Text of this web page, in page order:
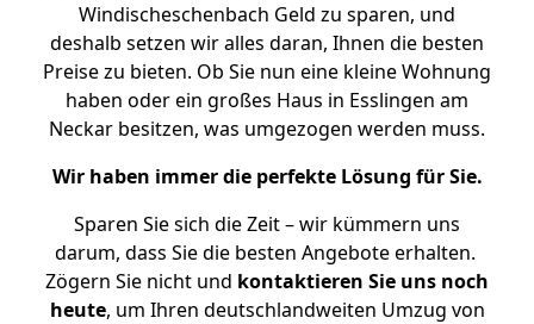
Windischeschenbach Geld zu sparen, und
deshalb setzen wir alles daran, Ihnen die besten
Preise zu bieten. Ob Sie nun eine kleine Wohnung
haben oder ein großes Haus in Esslingen am
Neckar besitzen, was umgezogen werden muss.
Wir haben immer die perfekte Lösung für Sie.
Sparen Sie sich die Zeit – wir kümmern uns
darum, dass Sie die besten Angebote erhalten.
Zögern Sie nicht und kontaktieren Sie uns noch
heute, um Ihren deutschlandweiten Umzug von